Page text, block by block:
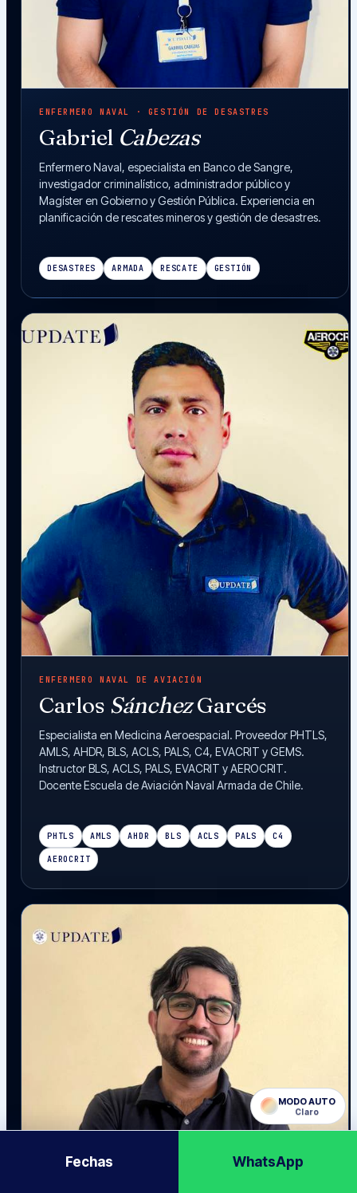
ENFERMERO NAVAL · GESTIÓN DE DESASTRES
Gabriel Cabezas
Enfermero Naval, especialista en Banco de Sangre,
investigador criminalístico, administrador público y
Magíster en Gobierno y Gestión Pública. Experiencia en
planificación de rescates mineros y gestión de desastres.
DESASTRES ARMADA RESCATE GESTIÓN
ENFERMERO NAVAL DE AVIACIÓN
Carlos SánchezGarcés
Especialista en Medicina Aeroespacial. Proveedor PHTLS,
AMLS, AHDR, BLS, ACLS, PALS, C4, EVACRIT y GEMS.
Instructor BLS, ACLS, PALS, EVACRIT y AEROCRIT.
Docente Escuela de Aviación Naval Armada de Chile.
PHTLS AMLS AHDR BLS ACLS PALS C4
AEROCRIT
Fechas WhatsApp
MODOAUTO
Claro